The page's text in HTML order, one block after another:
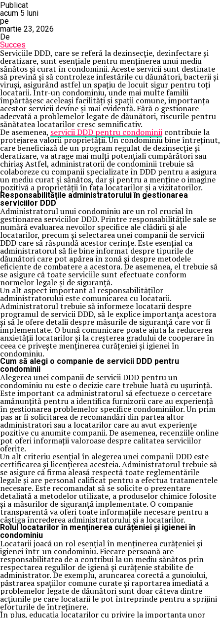
Publicat
acum 5 luni
pe
martie 23, 2026
De
Succes
Serviciile DDD, care se referă la dezinsecție, dezinfectare și
deratizare, sunt esențiale pentru menținerea unui mediu
sănătos și curat în condominii. Aceste servicii sunt destinate
să prevină și să controleze infestările cu dăunători, bacterii și
viruși, asigurând astfel un spațiu de locuit sigur pentru toți
locatarii. Într-un condominiu, unde mai multe familii
împărtășesc aceleași facilități și spații comune, importanța
acestor servicii devine și mai evidentă. Fără o gestionare
adecvată a problemelor legate de dăunători, riscurile pentru
sănătatea locatarilor cresc semnificativ.
De asemenea, servicii DDD pentru condominii contribuie la
protejarea valorii proprietății. Un condominiu bine întreținut,
care beneficiază de un program regulat de dezinsecție și
deratizare, va atrage mai mulți potențiali cumpărători sau
chiriaș Astfel, administratorii de condominii trebuie să
colaboreze cu companii specializate în DDD pentru a asigura
un mediu curat și sănătos, dar și pentru a menține o imagine
pozitivă a proprietății în fața locatarilor și a vizitatorilor.
Responsabilitățile administratorului în gestionarea
serviciilor DDD
Administratorul unui condominiu are un rol crucial în
gestionarea serviciilor DDD. Printre responsabilitățile sale se
numără evaluarea nevoilor specifice ale clădirii și ale
locatarilor, precum și selectarea unei companii de servicii
DDD care să răspundă acestor cerințe. Este esențial ca
administratorul să fie bine informat despre tipurile de
dăunători care pot apărea în zonă și despre metodele
eficiente de combatere a acestora. De asemenea, el trebuie să
se asigure că toate serviciile sunt efectuate conform
normelor legale și de siguranță.
Un alt aspect important al responsabilităților
administratorului este comunicarea cu locatarii.
Administratorul trebuie să informeze locatarii despre
programul de servicii DDD, să le explice importanța acestora
și să le ofere detalii despre măsurile de siguranță care vor fi
implementate. O bună comunicare poate ajuta la reducerea
anxietății locatarilor și la creșterea gradului de cooperare în
ceea ce privește menținerea curățeniei și igienei în
condominiu.
Cum să alegi o companie de servicii DDD pentru
condominii
Alegerea unei companii de servicii DDD pentru un
condominiu nu este o decizie care trebuie luată cu ușurință.
Este important ca administratorul să efectueze o cercetare
amănunțită pentru a identifica furnizorii care au experiență
în gestionarea problemelor specifice condominiilor. Un prim
pas ar fi solicitarea de recomandări din partea altor
administratori sau a locatarilor care au avut experiențe
pozitive cu anumite companii. De asemenea, recenziile online
pot oferi informații valoroase despre calitatea serviciilor
oferite.
Un alt criteriu esențial în alegerea unei companii DDD este
certificarea și licențierea acesteia. Administratorul trebuie să
se asigure că firma aleasă respectă toate reglementările
legale și are personal calificat pentru a efectua tratamentele
necesare. Este recomandat să se solicite o prezentare
detaliată a metodelor utilizate, a produselor chimice folosite
și a măsurilor de siguranță implementate. O companie
transparentă va oferi toate informațiile necesare pentru a
câștiga încrederea administratorului și a locatarilor.
Rolul locatarilor în menținerea curățeniei și igienei în
condominiu
Locatarii joacă un rol esențial în menținerea curățeniei și
igienei într-un condominiu. Fiecare persoană are
responsabilitatea de a contribui la un mediu sănătos prin
respectarea regulilor de igienă și curățenie stabilite de
administrator. De exemplu, aruncarea corectă a gunoiului,
păstrarea spațiilor comune curate și raportarea imediată a
problemelor legate de dăunători sunt doar câteva dintre
acțiunile pe care locatarii le pot întreprinde pentru a sprijini
eforturile de întreținere.
În plus, educația locatarilor cu privire la importanța unor